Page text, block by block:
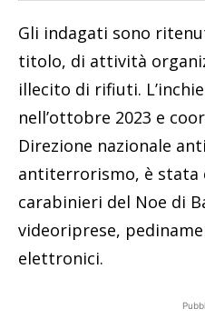
Gli indagati sono
titolo, di attività
illecito di rifiuti.
nell’ottobre 2023 e
Direzione nazionale
antiterrorismo, è stata
carabinieri del Noe di
videoriprese,
elettronici.